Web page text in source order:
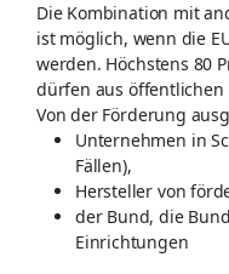
Die Kombination mit
ist möglich, wenn die
werden. Höchstens 80
dürfen aus
Von der Förderung
Unternehmen in
Fällen),
Hersteller von
der Bund, die
Einrichtungen